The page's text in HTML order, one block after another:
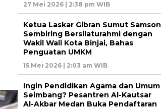
27 Mei 2026 | 2:38 pm WIB
Ketua Laskar Gibran Sumut Samson
Sembiring Bersilaturahmi dengan
Wakil Wali Kota Binjai, Bahas
Penguatan UMKM
15 Mei 2026 | 2:03 am WIB
Ingin Pendidikan Agama dan Umum
Seimbang? Pesantren Al-Kautsar
Al-Akbar Medan Buka Pendaftaran